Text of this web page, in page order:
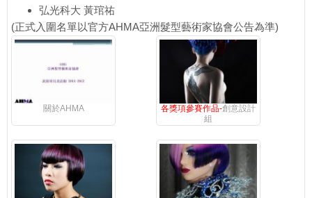
弘光科大 黃琯祐
(正式入圍名單以官方AHMA亞洲髮型藝術家協會公告為準)
關於AHMA 各獎項參賽作品-創意設計
組